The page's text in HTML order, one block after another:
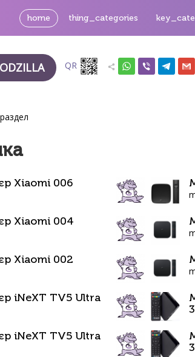
home thing_categories
QR
Xiaomi 006
Xiaomi 004
Xiaomi 002
iNeXT TV5 Ultra
iNeXT TV5 Ultra